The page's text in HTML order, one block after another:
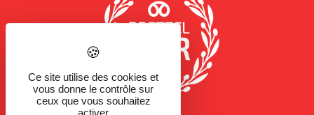
Ce site utilise des cookies et
vous donne le contrôle sur
ceux que vous souhaitez
activer